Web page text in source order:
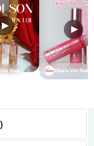
▶
Nam
▶
Obaria Việt Nam